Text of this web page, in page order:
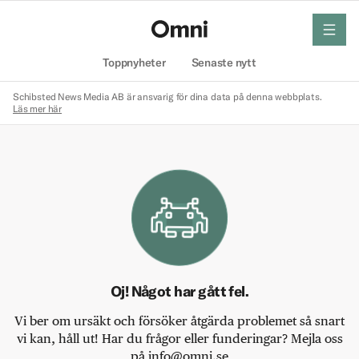
Toppnyheter Senaste nytt
meny
Schibsted News Media AB är ansvarig för dina data på denna webbplats.
Läs mer här
Oj! Något har gått fel.
Vi ber om ursäkt och försöker åtgärda problemet så snart
vi kan, håll ut! Har du frågor eller funderingar? Mejla oss